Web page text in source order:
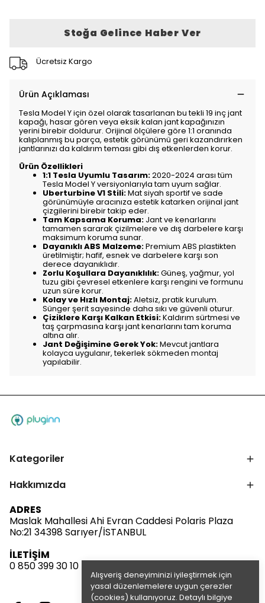
Alışveriş deneyiminizi iyileştirmek için
yasal düzenlemelere uygun çerezler
(cookies) kullanıyoruz. Detaylı bilgiye
Stoğa Gelince Haber Ver
Ücretsiz Kargo
Ürün Açıklaması
Tesla Model Y için özel olarak tasarlanan bu tekli 19 inç jant
kapağı, hasar gören veya eksik kalan jant kapağınızın
yerini birebir doldurur. Orijinal ölçülere göre 1:1 oranında
kalıplanmış bu parça, estetik görünümü geri kazandırırken
jantlarınızı da kaldırım teması gibi dış etkenlerden korur.
Ürün Özellikleri
1:1 Tesla Uyumlu Tasarım:2020-2024 arası tüm
Tesla Model Y versiyonlarıyla tam uyum sağlar.
Uberturbine V1 Stili:Mat siyah sportif ve sade
görünümüyle aracınıza estetik katarken orijinal jant
çizgilerini birebir takip eder.
Tam Kapsama Koruma: Jant ve kenarlarını
tamamen sararak çizilmelere ve dış darbelere karşı
maksimum koruma sunar.
Dayanıklı ABS Malzeme:Premium ABS plastikten
üretilmiştir; hafif, esnek ve darbelere karşı son
derece dayanıklıdır.
Zorlu Koşullara Dayanıklılık:Güneş, yağmur, yol
tuzu gibi çevresel etkenlere karşı rengini ve formunu
uzun süre korur.
Kolay ve Hızlı Montaj:Aletsiz, pratik kurulum.
Sünger şerit sayesinde daha sıkı ve güvenli oturur.
Çiziklere Karşı Kalkan Etkisi:Kaldırım sürtmesi ve
taş çarpmasına karşı jant kenarlarını tam koruma
altına alır.
Jant Değişimine Gerek Yok:Mevcut jantlara
kolayca uygulanır, tekerlek sökmeden montaj
yapılabilir.
Kategoriler
Hakkımızda
ADRES
Maslak Mahallesi Ahi Evran Caddesi Polaris Plaza
No:21 34398 Sarıyer/İSTANBUL
İLETİŞİM
0 850 399 30 10